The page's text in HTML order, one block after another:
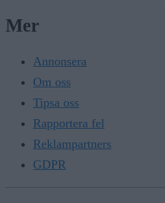
Mer
Annonsera
Om oss
Tipsa oss
Rapportera fel
Reklampartners
GDPR